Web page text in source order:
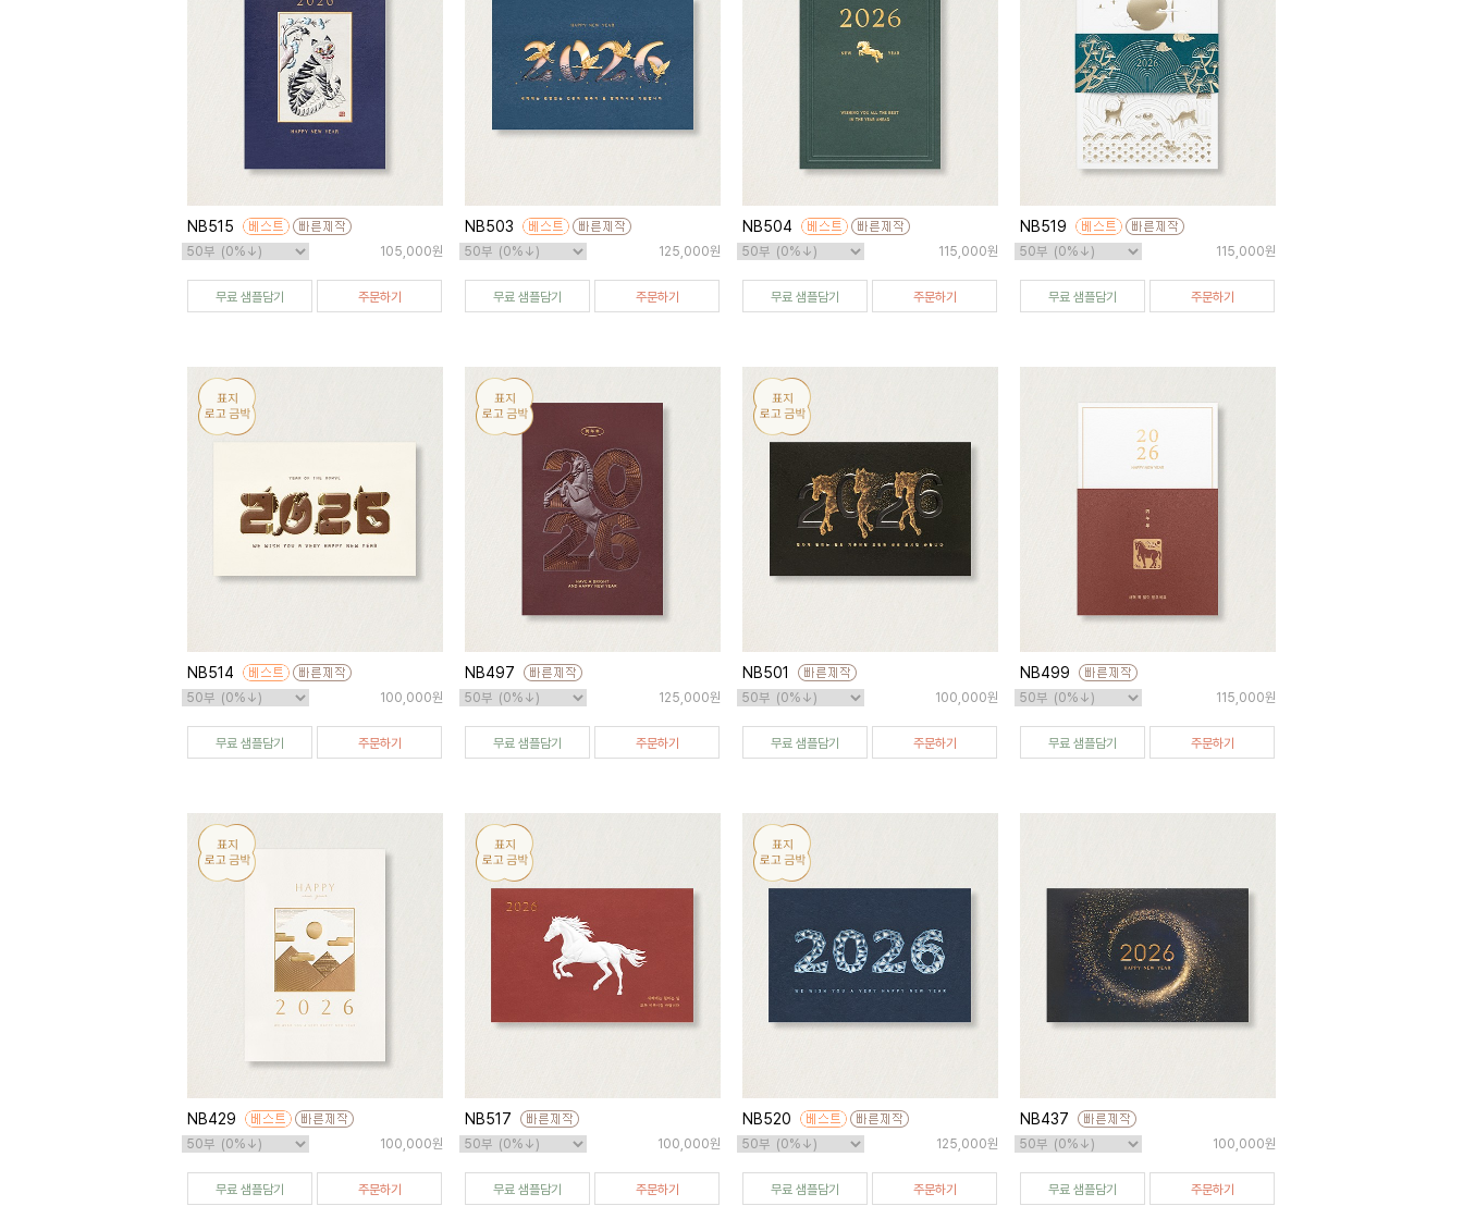
NB515
105,000원
무료 샘플담기 주문하기
NB503
125,000원
무료 샘플담기 주문하기
NB504
115,000원
무료 샘플담기 주문하기
NB519
115,000원
무료 샘플담기 주문하기
NB514
100,000원
무료 샘플담기 주문하기
NB497
125,000원
무료 샘플담기 주문하기
NB501
100,000원
무료 샘플담기 주문하기
NB499
115,000원
무료 샘플담기 주문하기
NB429
100,000원
무료 샘플담기 주문하기
NB517
100,000원
무료 샘플담기 주문하기
NB520
125,000원
무료 샘플담기 주문하기
NB437
100,000원
무료 샘플담기 주문하기